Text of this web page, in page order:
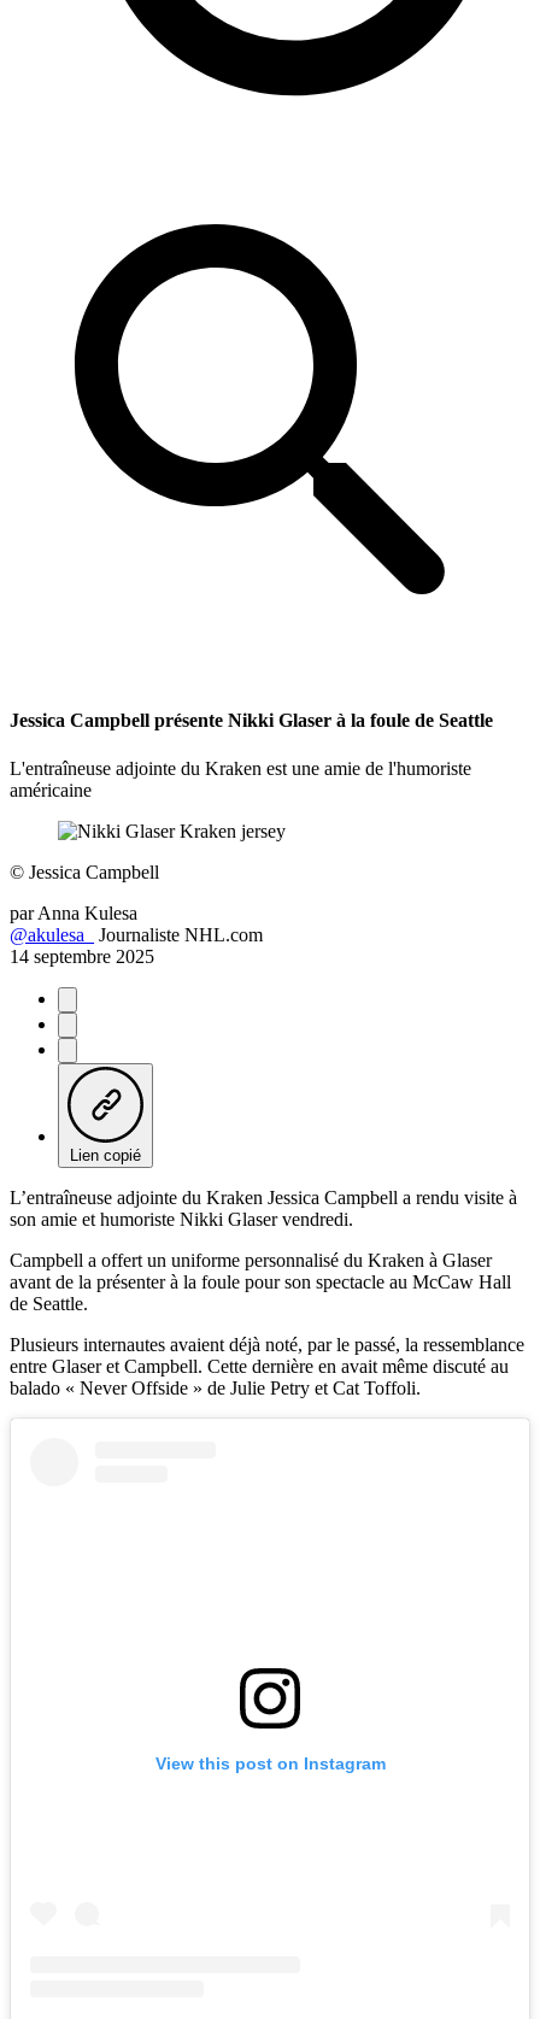
Jessica Campbell présente Nikki Glaser à la foule de Seattle
L'entraîneuse adjointe du Kraken est une amie de l'humoriste
américaine
© Jessica Campbell
par Anna Kulesa
@akulesa_
Journaliste NHL.com
14 septembre 2025
Lien copié
L’entraîneuse adjointe du Kraken Jessica Campbell a rendu visite à
son amie et humoriste Nikki Glaser vendredi.
Campbell a offert un uniforme personnalisé du Kraken à Glaser
avant de la présenter à la foule pour son spectacle au McCaw Hall
de Seattle.
Plusieurs internautes avaient déjà noté, par le passé, la ressemblance
entre Glaser et Campbell. Cette dernière en avait même discuté au
balado « Never Offside » de Julie Petry et Cat Toffoli.
View this post on Instagram